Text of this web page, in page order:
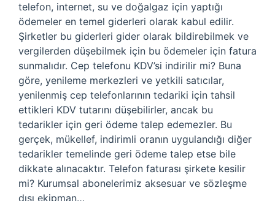
telefon, internet, su ve doğalgaz için yaptığı
ödemeler en temel giderleri olarak kabul edilir.
Şirketler bu giderleri gider olarak bildirebilmek ve
vergilerden düşebilmek için bu ödemeler için fatura
sunmalıdır. Cep telefonu KDV’si indirilir mi? Buna
göre, yenileme merkezleri ve yetkili satıcılar,
yenilenmiş cep telefonlarının tedariki için tahsil
ettikleri KDV tutarını düşebilirler, ancak bu
tedarikler için geri ödeme talep edemezler. Bu
gerçek, mükellef, indirimli oranın uygulandığı diğer
tedarikler temelinde geri ödeme talep etse bile
dikkate alınacaktır. Telefon faturası şirkete kesilir
mi? Kurumsal abonelerimiz aksesuar ve sözleşme
dışı ekipman…